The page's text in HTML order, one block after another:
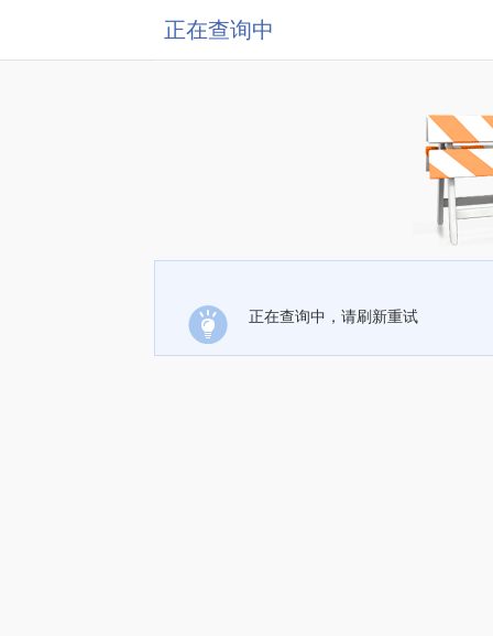
正在查询中
正在查询中，请刷新重试